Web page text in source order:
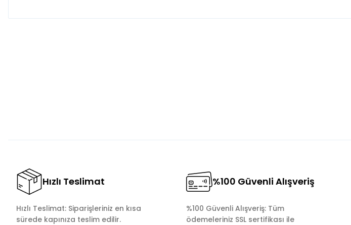
Hızlı Teslimat
Hızlı Teslimat: Siparişleriniz en kısa
sürede kapınıza teslim edilir.
%100 Güvenli Alışveriş
%100 Güvenli Alışveriş: Tüm
ödemeleriniz SSL sertifikası ile